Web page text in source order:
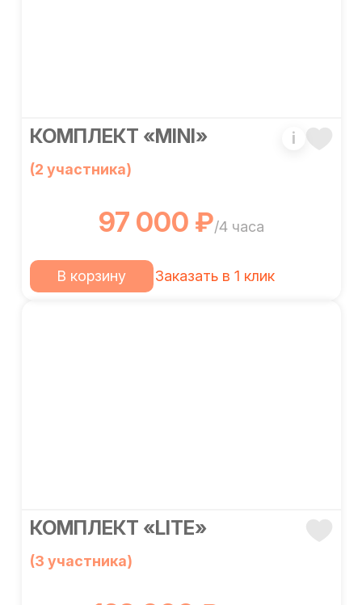
КОМПЛЕКТ «MINI» i
(2 участника)
97 000 ₽/4 часа
В корзину Заказать в 1 клик
КОМПЛЕКТ «LITE»
(3 участника)